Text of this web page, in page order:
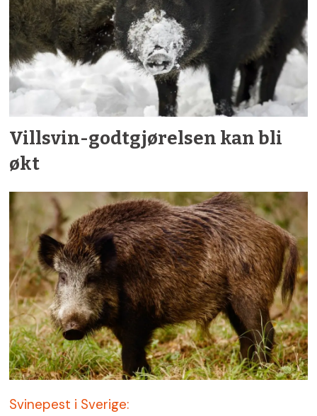
Villsvin-godtgjørelsen kan bli
økt
Svinepest i Sverige: